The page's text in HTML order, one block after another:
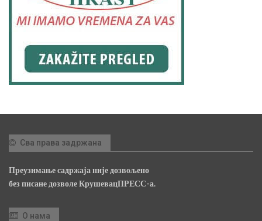
Сва права задржана
Преузимање садржаја није дозвољено
без писане дозволе КрушевацПРЕСС-а.
О нама